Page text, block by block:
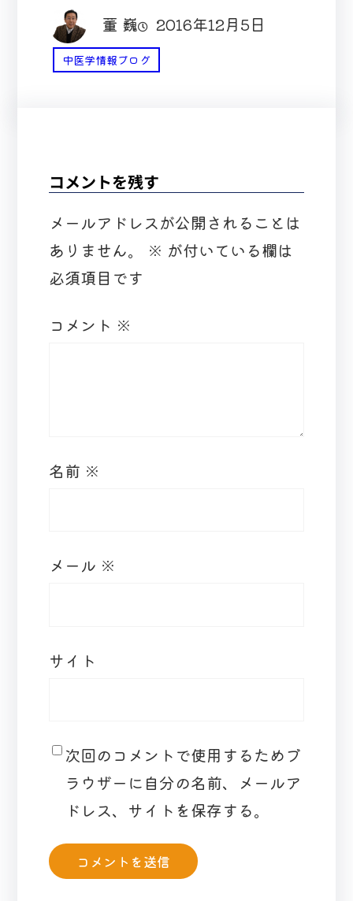
董 巍 2016年12月5日
中医学情報ブログ
コメントを残す
メールアドレスが公開されることは
ありません。
※ が付いている欄は
必須項目です
コメント ※
名前 ※
メール ※
サイト
次回のコメントで使用するためブ
ラウザーに自分の名前、メールア
ドレス、サイトを保存する。